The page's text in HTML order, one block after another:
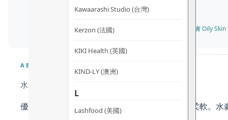
Kawaarashi Studio (台灣)
Kerzon (法國)
KIKI Health (英國)
KIND-LY (澳洲)
L
Lashfood (美國)
✓ 油性肌膚 Oily
ABOUT
水淼淼能控油、減少油光，並收細毛孔。
優質透明質酸有助維持肌膚水潤保濕和保持肌膚柔軟。